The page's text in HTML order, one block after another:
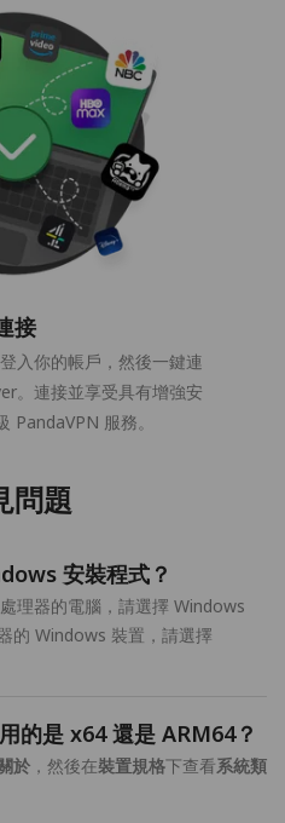
接
入你的帳戶，然後一鍵連
。連接並享受具有增強安
PandaVPN 服務。
問題
安裝程式？
理器的電腦，請選擇 Windows
的 Windows 裝置，請選擇
的是 x64 還是 ARM64？
於 ，然後在裝置規格下查看系統類